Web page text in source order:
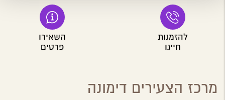
להזמנות
חייגו
השאירו
פרטים
מרכז הצעירים דימונה